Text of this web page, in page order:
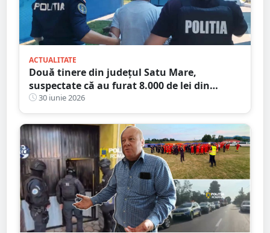
ACTUALITATE
Două tinere din județul Satu Mare,
suspectate că au furat 8.000 de lei din
buzunarul unui tânăr
30 iunie 2026